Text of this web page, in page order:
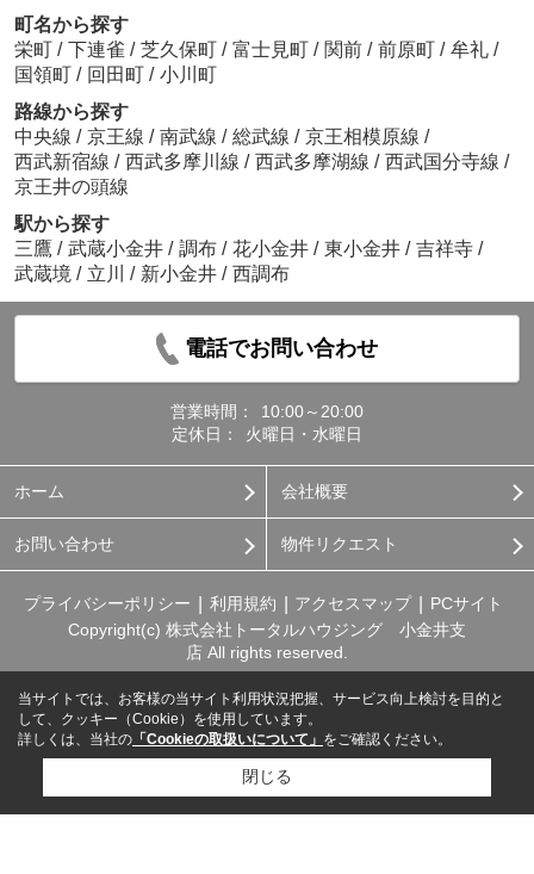
町名から探す
栄町 / 下連雀 / 芝久保町 / 富士見町 / 関前 / 前原町 / 牟礼 /
国領町 / 回田町 / 小川町
路線から探す
中央線 / 京王線 / 南武線 / 総武線 / 京王相模原線 /
西武新宿線 / 西武多摩川線 / 西武多摩湖線 / 西武国分寺線 /
京王井の頭線
駅から探す
三鷹 / 武蔵小金井 / 調布 / 花小金井 / 東小金井 / 吉祥寺 /
武蔵境 / 立川 / 新小金井 / 西調布
電話でお問い合わせ
営業時間：
10:00～20:00
定休日：
火曜日・水曜日
ホーム 会社概要
お問い合わせ 物件リクエスト
プライバシーポリシー 利用規約 アクセスマップ
PCサイト
Copyright(c) 株式会社トータルハウジング 小金井支
店 All rights reserved.
当サイトでは、お客様の当サイト利用状況把握、サービス向上検討を目的と
して、クッキー（Cookie）を使用しています。
詳しくは、当社の 「Cookieの取扱いについて」 をご確認ください。
閉じる